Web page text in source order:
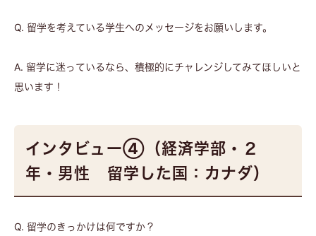
Q. 留学を考えている学生へのメッセージをお願いします。
A. 留学に迷っているなら、積極的にチャレンジしてみてほしいと
思います！
インタビュー④（経済学部・２
年・男性 留学した国：カナダ）
Q. 留学のきっかけは何ですか？